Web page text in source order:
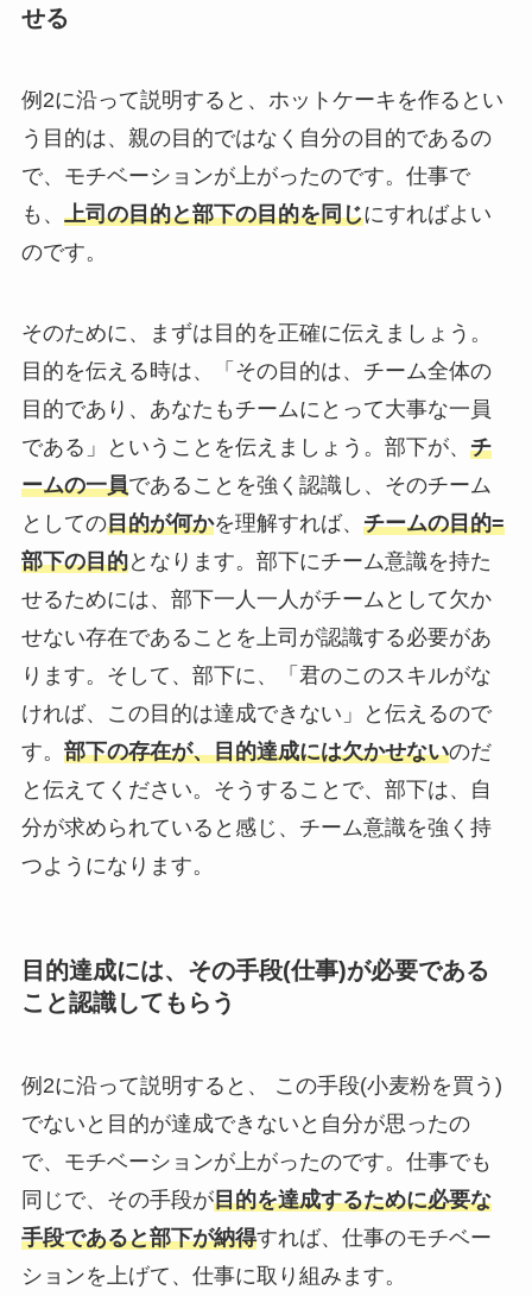
せる
例2に沿って説明すると、ホットケーキを作るとい
う目的は、親の目的ではなく自分の目的であるの
で、モチベーションが上がったのです。仕事で
も、 上司の目的と部下の目的を同じにすればよい
のです。
そのために、まずは目的を正確に伝えましょう。
目的を伝える時は、「その目的は、チーム全体の
目的であり、あなたもチームにとって大事な一員
である」ということを伝えましょう。部下が、 チ
ームの一員であることを強く認識し、そのチーム
としての目的が何かを理解すれば、 チームの目的=
部下の目的となります。部下にチーム意識を持た
せるためには、部下一人一人がチームとして欠か
せない存在であることを上司が認識する必要があ
ります。そして、部下に、「君のこのスキルがな
ければ、この目的は達成できない」と伝えるので
す。 部下の存在が、目的達成には欠かせないのだ
と伝えてください。そうすることで、部下は、自
分が求められていると感じ、チーム意識を強く持
つようになります。
目的達成には、その手段(仕事)が必要である
こと認識してもらう
例2に沿って説明すると、 この手段(小麦粉を買う)
でないと目的が達成できないと自分が思ったの
で、モチベーションが上がったのです。仕事でも
同じで、その手段が目的を達成するために必要な
手段であると部下が納得すれば、仕事のモチベー
ションを上げて、仕事に取り組みます。